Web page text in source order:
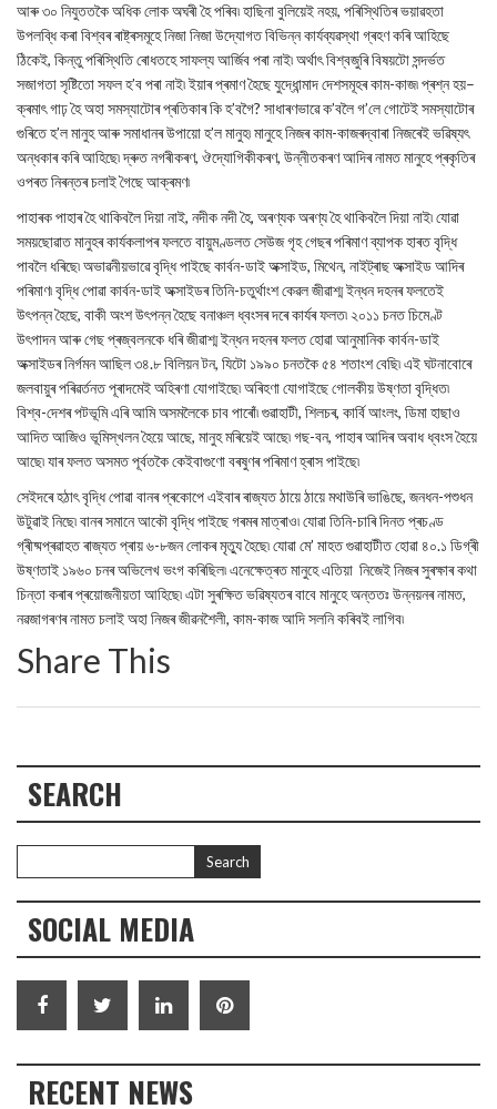
আৰু ৩০ নিযুততকৈ অধিক লোক অঘৰী হৈ পৰিব৷ হাছিনা বুলিয়েই নহয়, পৰিস্থিতিৰ ভয়াৱহতা
উপলব্ধি কৰা বিশ্বৰ ৰাষ্ট্ৰসমূহে নিজা নিজা উদ্যোগত বিভিন্ন কাৰ্যব্যৱস্থা গ্ৰহণ কৰি আহিছে
ঠিকেই, কিন্তু পৰিস্থিতি ৰোধতহে সাফল্য আৰ্জিব পৰা নাই৷ অৰ্থাৎ বিশ্বজুৰি বিষয়টো সন্দৰ্ভত
সজাগতা সৃষ্টিতো সফল হ’ব পৰা নাই৷ ইয়াৰ প্ৰমাণ হৈছে যুদ্ধোন্মাদ দেশসমূহৰ কাম-কাজ৷ প্ৰশ্ন হয়–
ক্ৰমাৎ গাঢ় হৈ অহা সমস্যাটোৰ প্ৰতিকাৰ কি হ’বগৈ? সাধাৰণভাৱে ক’বলৈ গ’লে গোটেই সমস্যাটোৰ
গুৰিতে হ’ল মানুহ আৰু সমাধানৰ উপায়ো হ’ল মানুহ৷ মানুহে নিজৰ কাম-কাজৰদ্বাৰা নিজৰেই ভৱিষ্যৎ
অন্ধকাৰ কৰি আহিছে৷ দ্ৰুত নগৰীকৰণ, ঔদ্যোগিকীকৰণ, উন্নীতকৰণ আদিৰ নামত মানুহে প্ৰকৃতিৰ
ওপৰত নিৰন্তৰ চলাই গৈছে আক্ৰমণ৷
পাহাৰক পাহাৰ হৈ থাকিবলৈ দিয়া নাই, নদীক নদী হৈ, অৰণ্যক অৰণ্য হৈ থাকিবলৈ দিয়া নাই৷ যোৱা
সময়ছোৱাত মানুহৰ কাৰ্যকলাপৰ ফলতে বায়ুমণ্ডলত সেউজ গৃহ গেছৰ পৰিমাণ ব্যাপক হাৰত বৃদ্ধি
পাবলৈ ধৰিছে৷ অভাৱনীয়ভাৱে বৃদ্ধি পাইছে কাৰ্বন-ডাই অক্সাইড, মিথেন, নাইট্ৰাছ অক্সাইড আদিৰ
পৰিমাণ৷ বৃদ্ধি পোৱা কাৰ্বন-ডাই অক্সাইডৰ তিনি-চতুৰ্থাংশ কেৱল জীৱাশ্ম ইন্ধন দহনৰ ফলতেই
উৎপন্ন হৈছে, বাকী অংশ উৎপন্ন হৈছে বনাঞ্চল ধ্বংসৰ দৰে কাৰ্যৰ ফলত৷ ২০১১ চনত চিমেণ্ট
উৎপাদন আৰু গেছ প্ৰজ্বলনকে ধৰি জীৱাশ্ম ইন্ধন দহনৰ ফলত হোৱা আনুমানিক কাৰ্বন-ডাই
অক্সাইডৰ নিৰ্গমন আছিল ৩৪.৮ বিলিয়ন টন, যিটো ১৯৯০ চনতকৈ ৫৪ শতাংশ বেছি৷ এই ঘটনাবোৰে
জলবায়ুৰ পৰিৱৰ্তনত পূৰাদমেই অহিৰণা যোগাইছে৷ অৰিহণা যোগাইছে গোলকীয় উষ্ণতা বৃদ্ধিত৷
বিশ্ব-দেশৰ পটভূমি এৰি আমি অসমলৈকে চাব পাৰোঁ৷ গুৱাহাটী, শিলচৰ, কাৰ্বি আংলং, ডিমা হাছাও
আদিত আজিও ভূমিস্খলন হৈয়ে আছে, মানুহ মৰিয়েই আছে৷ গছ-বন, পাহাৰ আদিৰ অবাধ ধ্বংস হৈয়ে
আছে৷ যাৰ ফলত অসমত পূৰ্বতকৈ কেইবাগুণো বৰষুণৰ পৰিমাণ হ্ৰাস পাইছে৷
সেইদৰে হঠাৎ বৃদ্ধি পোৱা বানৰ প্ৰকোপে এইবাৰ ৰাজ্যত ঠায়ে ঠায়ে মথাউৰি ভাঙিছে, জনধন-পশুধন
উটুৱাই নিছে৷ বানৰ সমানে আকৌ বৃদ্ধি পাইছে গৰমৰ মাত্ৰাও৷ যোৱা তিনি-চাৰি দিনত প্ৰচণ্ড
গ্ৰীষ্মপ্ৰৱাহত ৰাজ্যত প্ৰায় ৬-৮জন লোকৰ মৃত্যু হৈছে৷ যোৱা মে’ মাহত গুৱাহাটীত হোৱা ৪০.১ ডিগ্ৰী
উষ্ণতাই ১৯৬০ চনৰ অভিলেখ ভংগ কৰিছিল৷ এনেক্ষেত্ৰত মানুহে এতিয়া নিজেই নিজৰ সুৰক্ষাৰ কথা
চিন্তা কৰাৰ প্ৰয়োজনীয়তা আহিছে৷ এটা সুৰক্ষিত ভৱিষ্যতৰ বাবে মানুহে অন্ততঃ উন্নয়নৰ নামত,
নৱজাগৰণৰ নামত চলাই অহা নিজৰ জীৱনশৈলী, কাম-কাজ আদি সলনি কৰিবই লাগিব৷
Share This
SEARCH
SOCIAL MEDIA
RECENT NEWS